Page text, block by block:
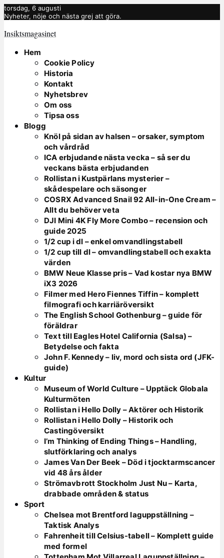
torsdag, 6 augusti
Nyheter, nöje och nästa grej att göra.
Insiktsmagasinet
Hem
Cookie Policy
Historia
Kontakt
Nyhetsbrev
Om oss
Tipsa oss
Blogg
Knöl på sidan av halsen – orsaker, symptom
och vårdråd
ICA erbjudande nästa vecka – så ser du
veckans bästa erbjudanden
Rollistan i Kustpärlans mysterier –
skådespelare och säsonger
COSRX Advanced Snail 92 All-in-One Cream –
Allt du behöver veta
DJI Mini 4K Fly More Combo – recension och
guide 2025
1/2 cup i dl – enkel omvandlingstabell
1/2 cup till dl – omvandlingstabell och exakta
värden
BMW Neue Klasse pris – Vad kostar nya BMW
iX3 2026
Filmer med Hero Fiennes Tiffin – komplett
filmografi och karriäröversikt
The English School Gothenburg – guide för
föräldrar
Text till Eagles Hotel California (Salsa) –
Betydelse och fakta
John F. Kennedy – liv, mord och sista ord (JFK-
guide)
Kultur
Museum of World Culture – Upptäck Globala
Kulturmöten
Rollistan i Hello Dolly – Aktörer och Historik
Rollistan i Hello Dolly – Historik och
Castingöversikt
I’m Thinking of Ending Things – Handling,
slutförklaring och analys
James Van Der Beek – Död i tjocktarmscancer
vid 48 års ålder
Strömavbrott Stockholm Just Nu – Karta,
drabbade områden & status
Sport
Chelsea mot Brentford laguppställning –
Taktisk Analys
Fahrenheit till Celsius-tabell – Komplett guide
med formel